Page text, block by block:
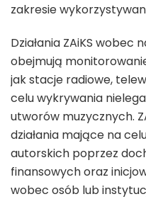
zakresie
Działania ZAiKS
obejmują
jak stacje radiowe,
celu wykrywania
utworów muzycznych.
działania mające na
autorskich poprzez
finansowych oraz
wobec osób lub